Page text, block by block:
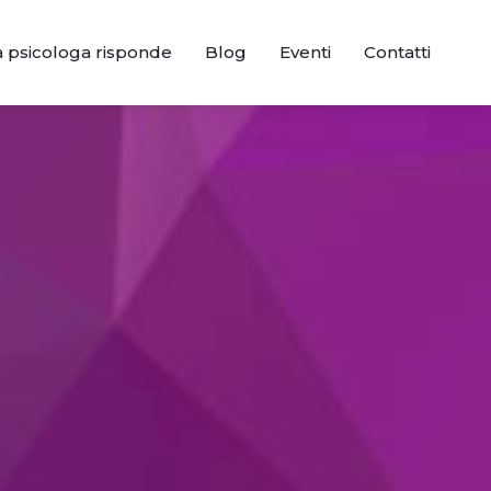
psicologa risponde Blog Eventi Contatti